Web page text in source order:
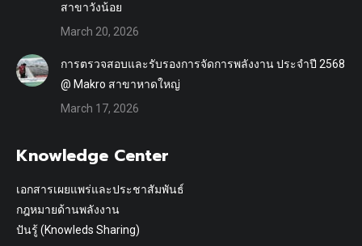
สาขาวังน้อย
March 20, 2026
การตรวจสอบและรับรองการจัดการพลังงาน ประจำปี 2568
@ Makro สาขาหาดใหญ่
March 17, 2026
Knowledge Center
เอกสารเผยแพร่และประชาสัมพันธ์
กฎหมายด้านพลังงาน
ปันรู้ (Knowleds Sharing)